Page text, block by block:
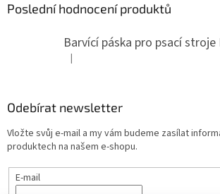
Poslední hodnocení produktů
Hodnocení produktu je 5 z 5 hvězdiček.
|
Odebírat newsletter
Vložte svůj e-mail a my vám budeme zasílat
produktech na našem e-shopu.
E-mail